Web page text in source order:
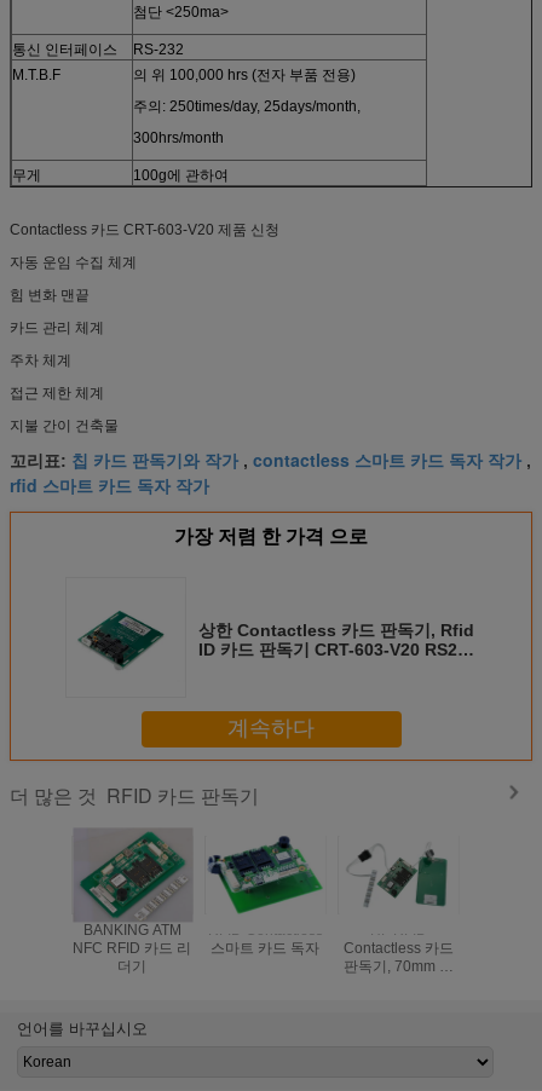
첨단 <250ma>
통신 인터페이스
RS-232
M.T.B.F
의 위 100,000 hrs (전자 부품 전용)
주의: 250times/day, 25days/month,
300hrs/month
무게 100g에 관하여
Contactless 카드 CRT-603-V20 제품 신청
자동 운임 수집 체계
힘 변화 맨끝
카드 관리 체계
주차 체계
접근 제한 체계
지불 간이 건축물
꼬리표: 칩 카드 판독기와 작가 , contactless 스마트 카드 독자 작가 ,
rfid 스마트 카드 독자 작가
가장 저렴 한 가격 으로
상한 Contactless 카드 판독기, Rfid
ID 카드 판독기 CRT-603-V20 RS232
계속하다
더 많은 것 RFID 카드 판독기
BANKING ATM
NFC RFID 카드 리
더기
RFID Contactless
스마트 카드 독자
HF RFID
Contactless 카드
판독기, 70mm 읽
언어를 바꾸십시오